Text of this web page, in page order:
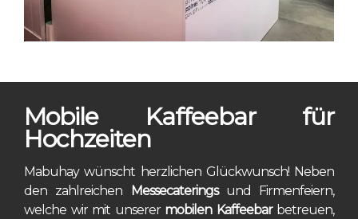
Mobile Kaffeebar für
Hochzeiten
Mabuhay wünscht herzlichen Glückwunsch! Neben
den zahlreichen
Messecaterings und Firmenfeiern,
welche wir mit unserer mobilen Kaffeebarbetreuen,